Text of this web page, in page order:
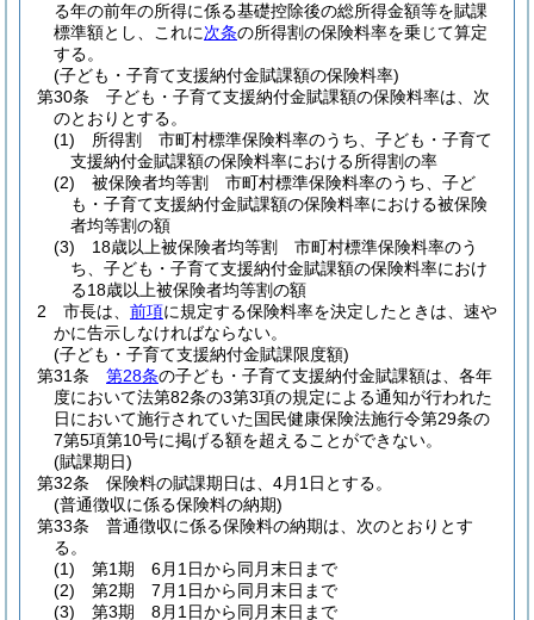
る年の前年の所得に係る基礎控除後の総所得金額等を賦課
標準額とし、これに次条の所得割の保険料率を乗じて算定
する。
(子ども・子育て支援納付金賦課額の保険料率)
第30条
子ども・子育て支援納付金賦課額の保険料率は、次
のとおりとする。
(1)
所得割 市町村標準保険料率のうち、子ども・子育て
支援納付金賦課額の保険料率における所得割の率
(2)
被保険者均等割 市町村標準保険料率のうち、子ど
も・子育て支援納付金賦課額の保険料率における被保険
者均等割の額
(3)
18歳以上被保険者均等割 市町村標準保険料率のう
ち、子ども・子育て支援納付金賦課額の保険料率におけ
る18歳以上被保険者均等割の額
2
市長は、 前項に規定する保険料率を決定したときは、速や
かに告示しなければならない。
(子ども・子育て支援納付金賦課限度額)
第31条
第28条の子ども・子育て支援納付金賦課額は、各年
度において法第82条の3第3項の規定による通知が行われた
日において施行されていた国民健康保険法施行令第29条の
7第5項第10号に掲げる額を超えることができない。
(賦課期日)
第32条
保険料の賦課期日は、4月1日とする。
(普通徴収に係る保険料の納期)
第33条
普通徴収に係る保険料の納期は、次のとおりとす
る。
(1)
第1期 6月1日から同月末日まで
(2)
第2期 7月1日から同月末日まで
(3)
第3期 8月1日から同月末日まで